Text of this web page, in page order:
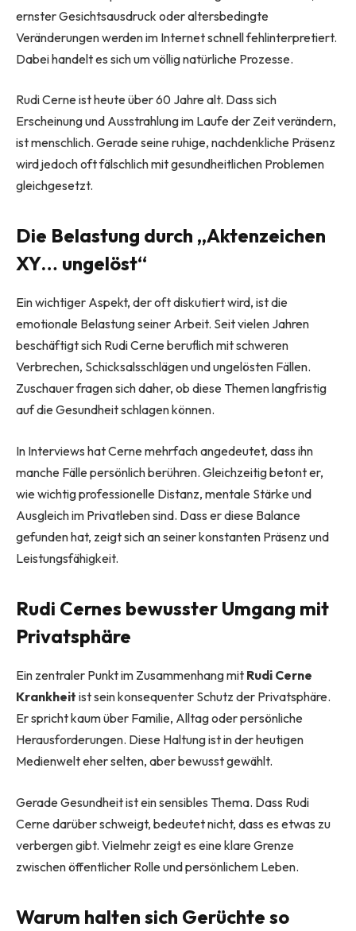
ernster Gesichtsausdruck oder altersbedingte
Veränderungen werden im Internet schnell fehlinterpretiert.
Dabei handelt es sich um völlig natürliche Prozesse.
Rudi Cerne ist heute über 60 Jahre alt. Dass sich
Erscheinung und Ausstrahlung im Laufe der Zeit verändern,
ist menschlich. Gerade seine ruhige, nachdenkliche Präsenz
wird jedoch oft fälschlich mit gesundheitlichen Problemen
gleichgesetzt.
Die Belastung durch „Aktenzeichen
XY… ungelöst“
Ein wichtiger Aspekt, der oft diskutiert wird, ist die
emotionale Belastung seiner Arbeit. Seit vielen Jahren
beschäftigt sich Rudi Cerne beruflich mit schweren
Verbrechen, Schicksalsschlägen und ungelösten Fällen.
Zuschauer fragen sich daher, ob diese Themen langfristig
auf die Gesundheit schlagen können.
In Interviews hat Cerne mehrfach angedeutet, dass ihn
manche Fälle persönlich berühren. Gleichzeitig betont er,
wie wichtig professionelle Distanz, mentale Stärke und
Ausgleich im Privatleben sind. Dass er diese Balance
gefunden hat, zeigt sich an seiner konstanten Präsenz und
Leistungsfähigkeit.
Rudi Cernes bewusster Umgang mit
Privatsphäre
Ein zentraler Punkt im Zusammenhang mit Rudi Cerne
Krankheit ist sein konsequenter Schutz der Privatsphäre.
Er spricht kaum über Familie, Alltag oder persönliche
Herausforderungen. Diese Haltung ist in der heutigen
Medienwelt eher selten, aber bewusst gewählt.
Gerade Gesundheit ist ein sensibles Thema. Dass Rudi
Cerne darüber schweigt, bedeutet nicht, dass es etwas zu
verbergen gibt. Vielmehr zeigt es eine klare Grenze
zwischen öffentlicher Rolle und persönlichem Leben.
Warum halten sich Gerüchte so